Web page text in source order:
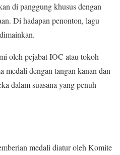
di panggung khusus dengan
Di hadapan penonton, lagu
oleh pejabat IOC atau tokoh
medali dengan tangan kanan dan
dalam suasana yang penuh
medali diatur oleh Komite